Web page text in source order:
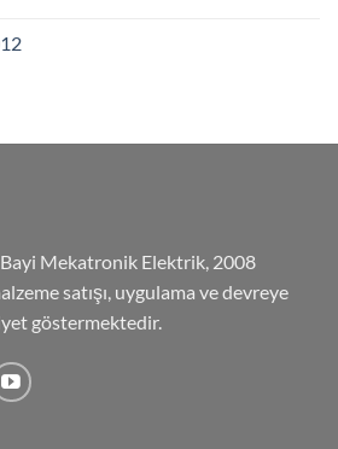
Mekatronik Elektrik, 2008
satışı, uygulama ve devreye
göstermektedir.